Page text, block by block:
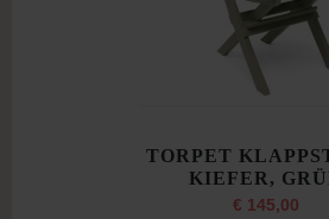
TORPET
KIEFER,
€ 145,00